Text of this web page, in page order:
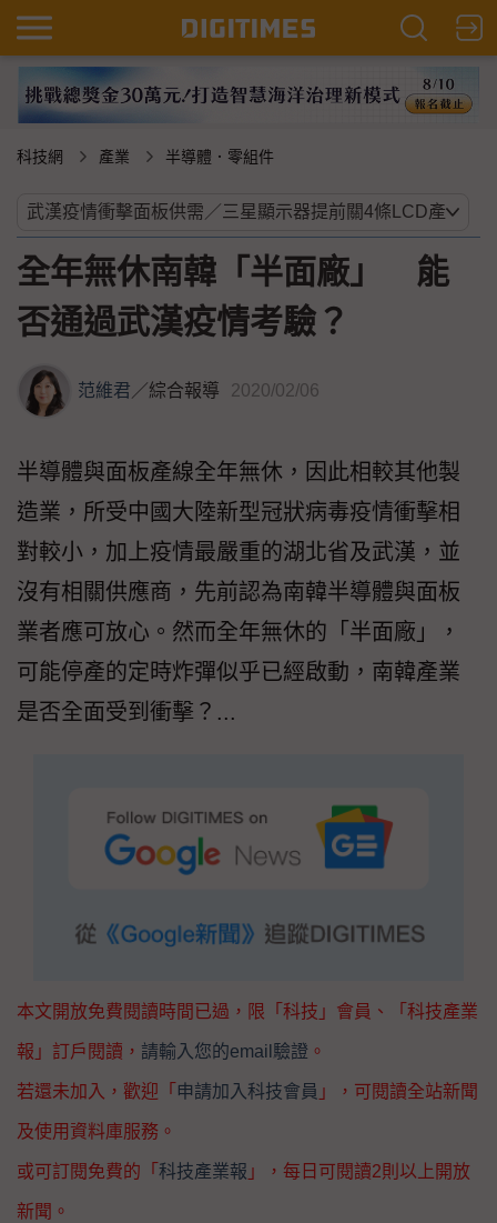
科技網 產業 半導體．零組件
全年無休南韓「半面廠」 能
否通過武漢疫情考驗？
范維君／綜合報導 2020/02/06
半導體與面板產線全年無休，因此相較其他製
造業，所受中國大陸新型冠狀病毒疫情衝擊相
對較小，加上疫情最嚴重的湖北省及武漢，並
沒有相關供應商，先前認為南韓半導體與面板
業者應可放心。然而全年無休的「半面廠」，
可能停產的定時炸彈似乎已經啟動，南韓產業
是否全面受到衝擊？...
本文開放免費閱讀時間已過，限「科技」會員、「科技產業
報」訂戶閱讀， 請輸入您的email驗證 。
若還未加入，歡迎「 申請加入科技會員 」，可閱讀全站新聞
及使用資料庫服務。
或可訂閱免費的「 科技產業報 」，每日可閱讀2則以上開放
新聞。